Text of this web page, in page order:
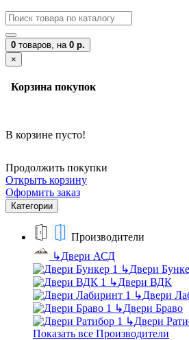
0 товаров, на 0 р.
×
Корзина покупок
В корзине пусто!
Продолжить покупки
Открыть корзину
Оформить заказ
Категории
Производители
↳Двери АСД
↳Двери
↳Двери ВДК
↳Двери
↳Двери Браво
↳Двери
Показать все Производители